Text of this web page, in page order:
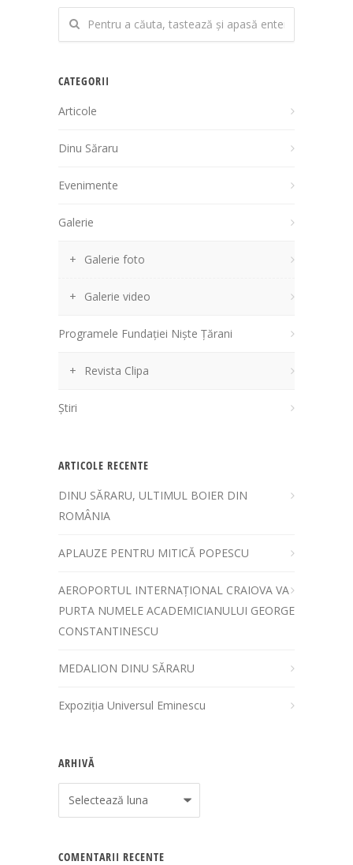
CATEGORII
Articole
Dinu Săraru
Evenimente
Galerie
Galerie foto
Galerie video
Programele Fundației Niște Țărani
Revista Clipa
Știri
ARTICOLE RECENTE
DINU SĂRARU, ULTIMUL BOIER DIN
ROMÂNIA
APLAUZE PENTRU MITICĂ POPESCU
AEROPORTUL INTERNAȚIONAL CRAIOVA VA
PURTA NUMELE ACADEMICIANULUI GEORGE
CONSTANTINESCU
MEDALION DINU SĂRARU
Expoziția Universul Eminescu
ARHIVĂ
Arhivă
COMENTARII RECENTE